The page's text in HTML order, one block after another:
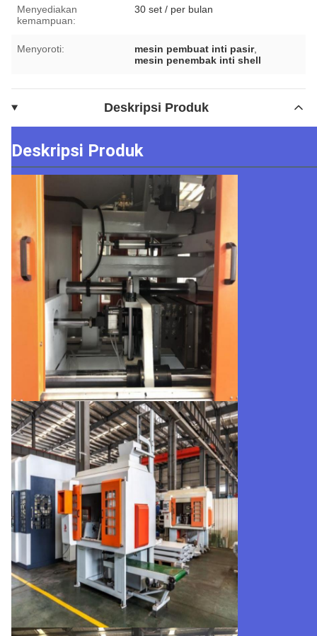
Menyediakan
kemampuan:
30 set / per bulan
Menyoroti: mesin pembuat inti pasir,
mesin penembak inti shell
Deskripsi Produk
Deskripsi Produk